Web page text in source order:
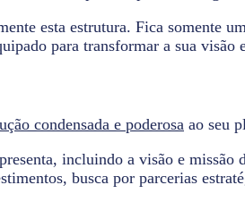
esta estrutura. Fica somente
para transformar a sua visão
condensada e poderosa ao seu
incluindo a visão e
busca por parcerias